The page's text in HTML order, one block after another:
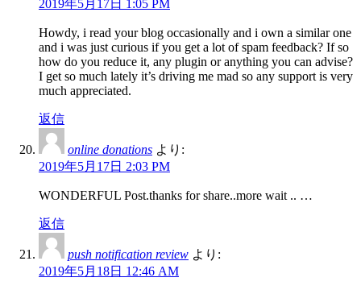
2019年5月17日 1:05 PM
Howdy, i read your blog occasionally and i own a similar one
and i was just curious if you get a lot of spam feedback? If so
how do you reduce it, any plugin or anything you can advise?
I get so much lately it’s driving me mad so any support is very
much appreciated.
返信
online donations より:
2019年5月17日 2:03 PM
WONDERFUL Post.thanks for share..more wait .. …
返信
push notification review より:
2019年5月18日 12:46 AM